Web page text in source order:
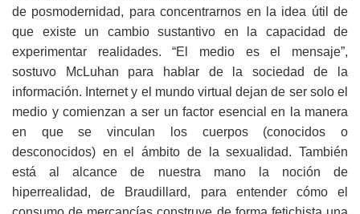
de posmodernidad, para concentrarnos en la idea útil de
que existe un cambio sustantivo en la capacidad de
experimentar realidades. “El medio es el mensaje”,
sostuvo McLuhan para hablar de la sociedad de la
información. Internet y el mundo virtual dejan de ser solo el
medio y comienzan a ser un factor esencial en la manera
en que se vinculan los cuerpos (conocidos o
desconocidos) en el ámbito de la sexualidad. También
está al alcance de nuestra mano la noción de
hiperrealidad, de Braudillard, para entender cómo el